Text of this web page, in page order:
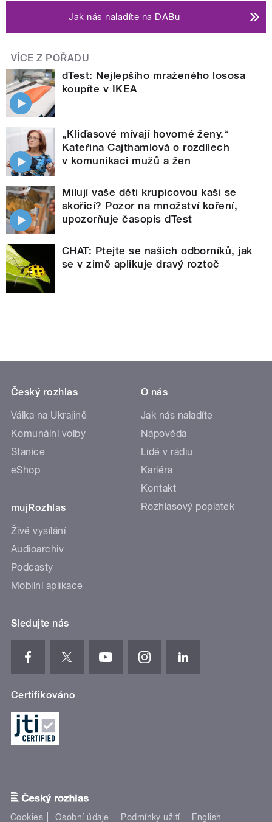
Jak nás naladíte na DABu
VÍCE Z POŘADU
dTest: Nejlepšího mraženého lososa
koupíte v IKEA
„Kliďasové mívají hovorné ženy.“
Kateřina Cajthamlová o rozdílech
v komunikaci mužů a žen
Milují vaše děti krupicovou kaši se
skořicí? Pozor na množství koření,
upozorňuje časopis dTest
CHAT: Ptejte se našich odborníků, jak
se v zimě aplikuje dravý roztoč
Český rozhlas
Válka na Ukrajině
Komunální volby
Stanice
eShop
mujRozhlas
Živé vysílání
Audioarchiv
Podcasty
Mobilní aplikace
O nás
Jak nás naladíte
Nápověda
Lidé v rádiu
Kariéra
Kontakt
Rozhlasový poplatek
Sledujte nás
Certifikováno
Cookies Osobní údaje Podmínky užití English